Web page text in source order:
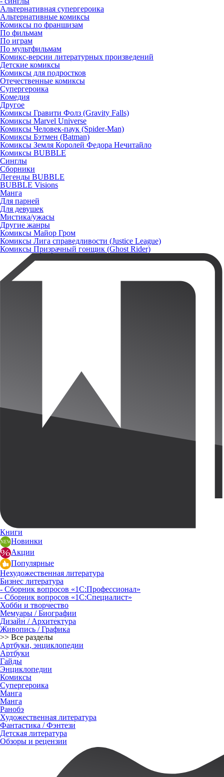
Альтернативная супергероика
Альтернативные комиксы
Комиксы по франшизам
По фильмам
По играм
По мультфильмам
Комикс-версии литературных произведений
Детские комиксы
Комиксы для подростков
Отечественные комиксы
Супергероика
Комедия
Другое
Комиксы Гравити Фолз (Gravity Falls)
Комиксы Marvel Universe
Комиксы Человек-паук (Spider-Man)
Комиксы Бэтмен (Batman)
Комиксы Земля Королей Федора Нечитайло
Комиксы BUBBLE
Синглы
Сборники
Легенды BUBBLE
BUBBLE Visions
Манга
Для парней
Для девушек
Мистика/ужасы
Другие жанры
Комиксы Майор Гром
Комиксы Лига справедливости (Justice League)
Комиксы Призрачный гонщик (Ghost Rider)
Книги
Новинки
Акции
Популярные
Нехудожественная литература
Бизнес литература
- Сборник вопросов «1С:Профессионал»
- Сборник вопросов «1С:Специалист»
Хобби и творчество
Мемуары / Биографии
Дизайн / Архитектура
Живопись / Графика
>> Все разделы
Артбуки, энциклопедии
Артбуки
Гайды
Энциклопедии
Комиксы
Супергероика
Манга
Манга
Ранобэ
Художественная литература
Фантастика / Фэнтези
Детская литература
Обзоры и рецензии